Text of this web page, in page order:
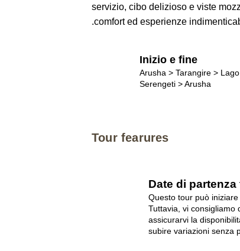
servizio, cibo delizioso e viste
comfort ed esperienze
Inizio e fine
Arusha > Tarangire >
Serengeti > Arusha
Tour fearures
Date di
Questo tour può
Tuttavia, vi consigliamo
assicurarvi la
subire variazioni senza